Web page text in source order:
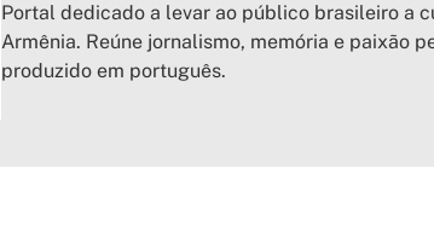
Portal dedicado a levar ao público brasileiro a
Armênia. Reúne jornalismo, memória e paixão
produzido em português.